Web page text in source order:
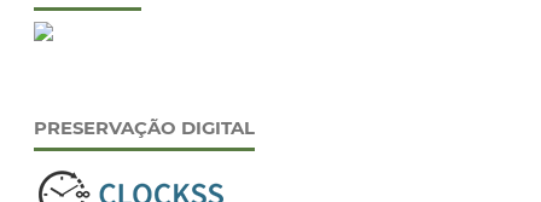
PRESERVAÇÃO DIGITAL